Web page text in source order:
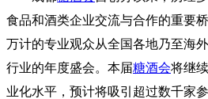
食品和酒类企业交流与合作的重要
万计的专业观众从全国各地乃至海
行业的年度盛会。本届糖酒会将继
业化水平，预计将吸引超过数千家